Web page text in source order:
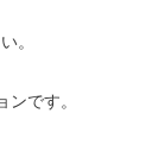
。
です。